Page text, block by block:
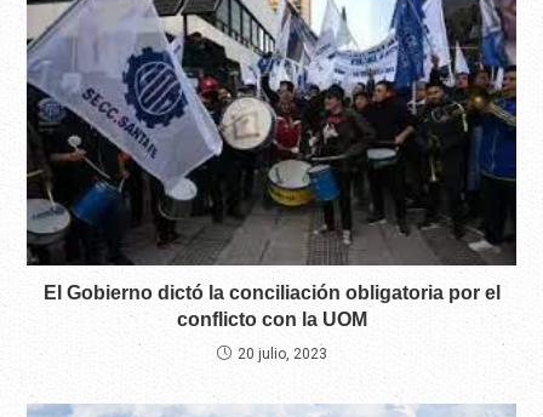
El Gobierno dictó la conciliación obligatoria por el
conflicto con la UOM
20 julio, 2023